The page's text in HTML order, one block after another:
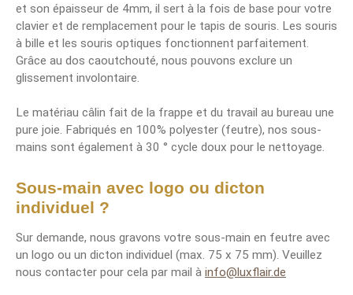
et son épaisseur de 4mm, il sert à la fois de base pour votre
clavier et de remplacement pour le tapis de souris. Les souris
à bille et les souris optiques fonctionnent parfaitement.
Grâce au dos caoutchouté, nous pouvons exclure un
glissement involontaire.
Le matériau câlin fait de la frappe et du travail au bureau une
pure joie. Fabriqués en 100% polyester (feutre), nos sous-
mains sont également à 30 ° cycle doux pour le nettoyage.
Sous-main avec logo ou dicton
individuel ?
Sur demande, nous gravons votre sous-main en feutre avec
un logo ou un dicton individuel (max. 75 x 75 mm). Veuillez
nous contacter pour cela par mail à info@luxflair.de